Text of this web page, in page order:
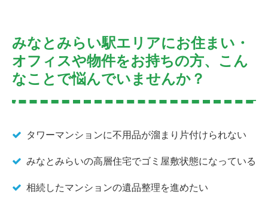
みなとみらい駅エリアにお住まい・
オフィスや物件をお持ちの方、こん
なことで悩んでいませんか？
タワーマンションに不用品が溜まり片付けられない
みなとみらいの高層住宅でゴミ屋敷状態になっている
相続したマンションの遺品整理を進めたい